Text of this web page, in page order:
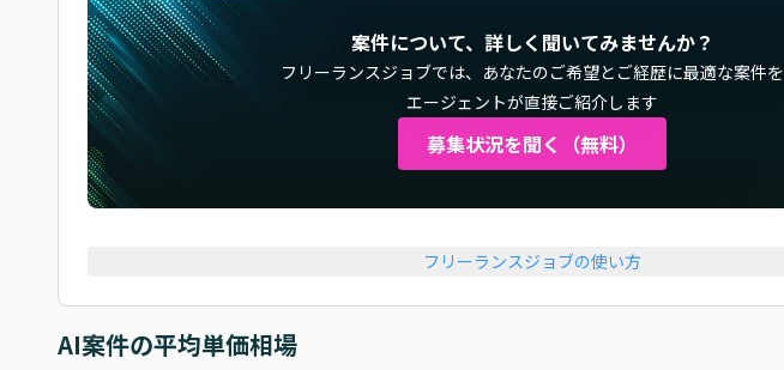
案件について、詳しく聞いてみませんか？
フリーランスジョブでは、 あなたのご希望とご経歴に最適な案件を
エージェントが直接ご紹介します
募集状況を聞く（無料）
フリーランスジョブの使い方
AI案件の平均単価相場